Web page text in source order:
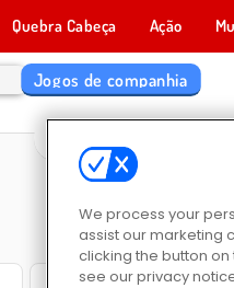
Quebra Cabeça Ação
Jogos de companhia
We process your
assist our marketing
clicking the button
see our privacy